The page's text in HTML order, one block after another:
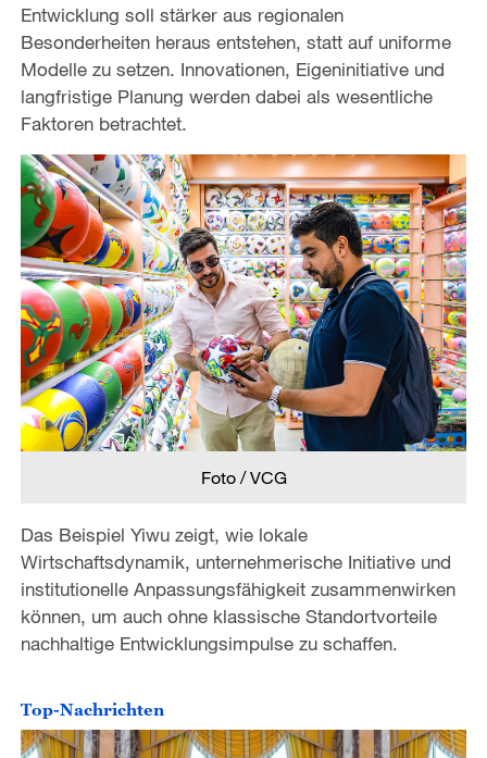
Entwicklung soll stärker aus regionalen
Besonderheiten heraus entstehen, statt auf uniforme
Modelle zu setzen. Innovationen, Eigeninitiative und
langfristige Planung werden dabei als wesentliche
Faktoren betrachtet.
Foto / VCG
Das Beispiel Yiwu zeigt, wie lokale
Wirtschaftsdynamik, unternehmerische Initiative und
institutionelle Anpassungsfähigkeit zusammenwirken
können, um auch ohne klassische Standortvorteile
nachhaltige Entwicklungsimpulse zu schaffen.
Top-Nachrichten